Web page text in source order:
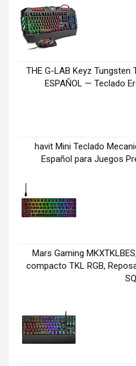
THE G-LAB Keyz
ESPAÑOL — Teclado
havit Mini Teclado
Español para Juegos
Mars Gaming
compacto TKL RGB,